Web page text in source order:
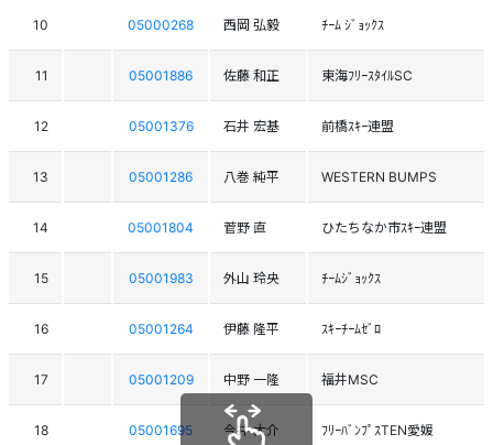
10 05000268 西岡 弘毅 ﾁｰﾑ ｼﾞｮｯｸｽ
11 05001886 佐藤 和正 東海ﾌﾘｰｽﾀｲﾙSC
12 05001376 石井 宏基 前橋ｽｷｰ連盟
13 05001286 八巻 純平 WESTERN BUMPS
14 05001804 菅野 直 ひたちなか市ｽｷｰ連盟
15 05001983 外山 玲央 ﾁｰﾑｼﾞｮｯｸｽ
16 05001264 伊藤 隆平 ｽｷｰﾁｰﾑｾﾞﾛ
17 05001209 中野 一隆 福井MSC
18 05001695 今井 大介 ﾌﾘｰﾊﾞﾝﾌﾟｽTEN愛媛